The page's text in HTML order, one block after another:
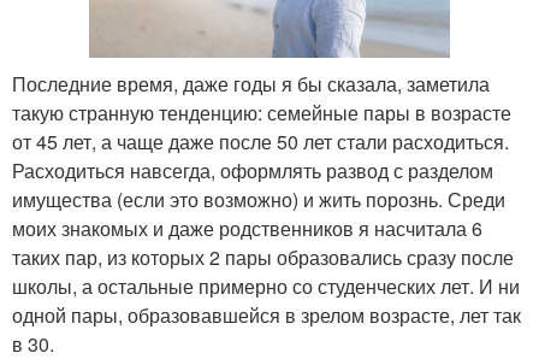
Последние время, даже годы я бы сказала, заметила
такую странную тенденцию: семейные пары в возрасте
от 45 лет, а чаще даже после 50 лет стали расходиться.
Расходиться навсегда, оформлять развод с разделом
имущества (если это возможно) и жить порознь. Среди
моих знакомых и даже родственников я насчитала 6
таких пар, из которых 2 пары образовались сразу после
школы, а остальные примерно со студенческих лет. И ни
одной пары, образовавшейся в зрелом возрасте, лет так
в 30.